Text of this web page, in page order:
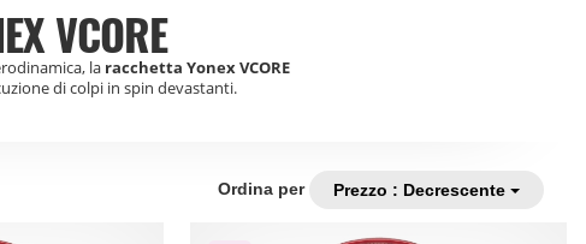
VCORE
la racchetta Yonex VCORE
di colpi in spin devastanti.
Ordina per Prezzo : Decrescente